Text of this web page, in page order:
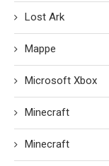
Lost Ark
Mappe
Microsoft Xbox
Minecraft
Minecraft